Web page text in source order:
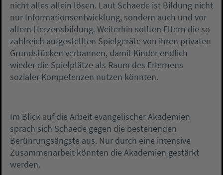
nicht alles allein lösen. Laut Schaede ist Bildung nicht
nur Informationsentwicklung, sondern auch und vor
allem Herzensbildung. Weiterhin sollten Eltern die so
zahlreich aufgestellten Spielgeräte von ihren privaten
Grundstücken verbannen, damit Kinder endlich
wieder die Spielplätze als Raum des Erlernens
sozialer Kompetenzen nutzen könnten.
Im Blick auf die Arbeit evangelischer Akademien
sprach sich Schaede gegen die bestehenden
Berührungsängste aus. Nur durch eine intensive
Zusammenarbeit könnten die Akademien gestärkt
werden.